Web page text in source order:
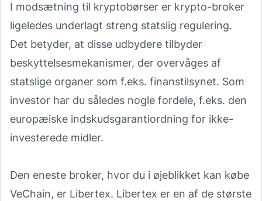
I modsætning til kryptobørser er krypto-broker
ligeledes underlagt streng statslig regulering.
Det betyder, at disse udbydere tilbyder
beskyttelsesmekanismer, der overvåges af
statslige organer som f.eks. finanstilsynet. Som
investor har du således nogle fordele, f.eks. den
europæiske indskudsgarantiordning for ikke-
investerede midler.
Den eneste broker, hvor du i øjeblikket kan købe
VeChain, er Libertex. Libertex er en af de største